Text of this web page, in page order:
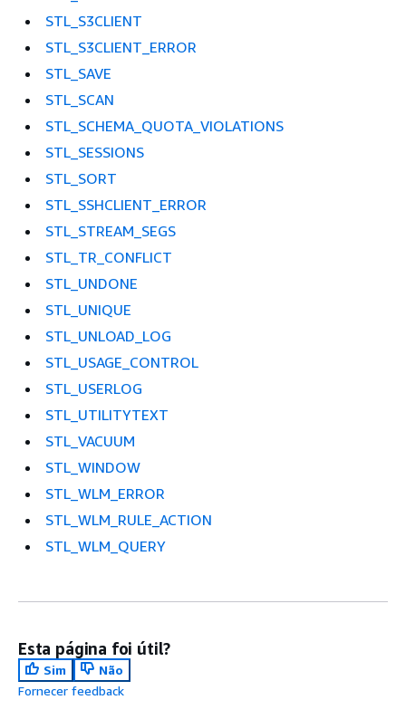
STL_S3CLIENT
STL_S3CLIENT_ERROR
STL_SAVE
STL_SCAN
STL_SCHEMA_QUOTA_VIOLATIONS
STL_SESSIONS
STL_SORT
STL_SSHCLIENT_ERROR
STL_STREAM_SEGS
STL_TR_CONFLICT
STL_UNDONE
STL_UNIQUE
STL_UNLOAD_LOG
STL_USAGE_CONTROL
STL_USERLOG
STL_UTILITYTEXT
STL_VACUUM
STL_WINDOW
STL_WLM_ERROR
STL_WLM_RULE_ACTION
STL_WLM_QUERY
Esta página foi útil?
Sim
Não
Fornecer feedback